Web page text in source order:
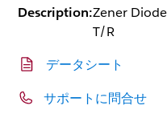
Description:Zener
T/R
データシート
サポートに問合せ